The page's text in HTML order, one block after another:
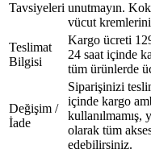
Tavsiyeleri unutmayın.
vücut kremlerini
Teslimat
Bilgisi
Kargo ücreti
24 saat içinde
tüm ürünlerde
Değişim /
İade
Siparişinizi
içinde kargo
kullanılmamış,
olarak tüm
edebilirsiniz.